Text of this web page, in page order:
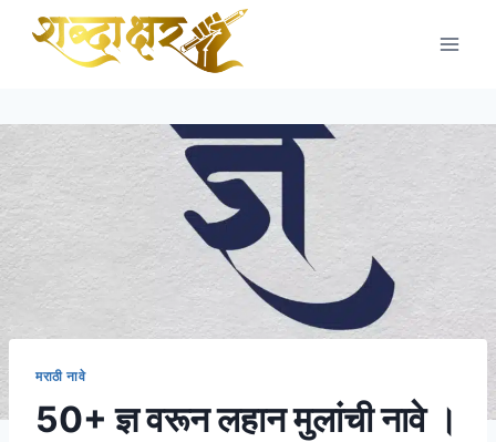
मराठी नावे
50+ ज्ञ वरून लहान मुलांची नावे ।